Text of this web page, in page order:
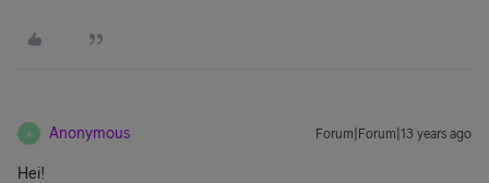
A Anonymous Forum|Forum|13 years ago
Hei!